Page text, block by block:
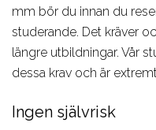
IT,
Computer,
Engineering,
Aviation
mm bör du innan du
studerande. Det kräver
längre utbildningar. Vår
dessa krav och är
Ingen självrisk